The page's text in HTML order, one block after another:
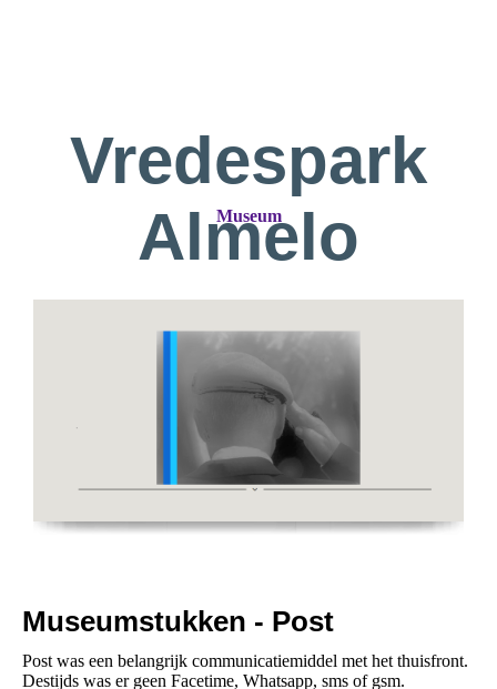
Vredespark
Almelo
Museum
Museumstukken - Post
Post was een belangrijk communicatiemiddel met het thuisfront.
Destijds was er geen Facetime, Whatsapp, sms of gsm.